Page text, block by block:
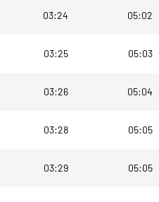
03:24 05:02
03:25 05:03
03:26 05:04
03:28 05:05
03:29 05:05